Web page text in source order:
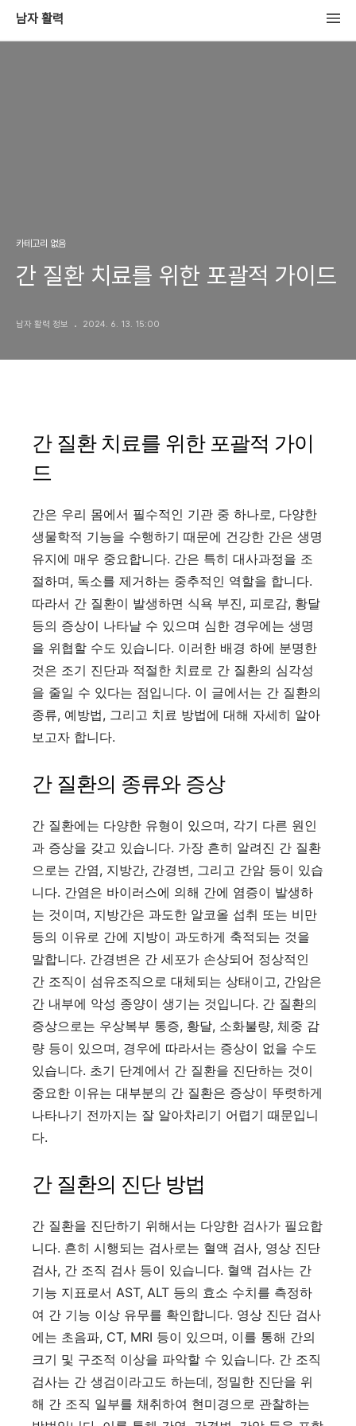
남자 활력
카테고리 없음
간 질환 치료를 위한 포괄적 가이드
남자 활력 정보 2024. 6. 13. 15:00
간 질환 치료를 위한 포괄적 가이
드
간은 우리 몸에서 필수적인 기관 중 하나로, 다양한
생물학적 기능을 수행하기 때문에 건강한 간은 생명
유지에 매우 중요합니다. 간은 특히 대사과정을 조
절하며, 독소를 제거하는 중추적인 역할을 합니다.
따라서 간 질환이 발생하면 식욕 부진, 피로감, 황달
등의 증상이 나타날 수 있으며 심한 경우에는 생명
을 위협할 수도 있습니다. 이러한 배경 하에 분명한
것은 조기 진단과 적절한 치료로 간 질환의 심각성
을 줄일 수 있다는 점입니다. 이 글에서는 간 질환의
종류, 예방법, 그리고 치료 방법에 대해 자세히 알아
보고자 합니다.
간 질환의 종류와 증상
간 질환에는 다양한 유형이 있으며, 각기 다른 원인
과 증상을 갖고 있습니다. 가장 흔히 알려진 간 질환
으로는 간염, 지방간, 간경변, 그리고 간암 등이 있습
니다. 간염은 바이러스에 의해 간에 염증이 발생하
는 것이며, 지방간은 과도한 알코올 섭취 또는 비만
등의 이유로 간에 지방이 과도하게 축적되는 것을
말합니다. 간경변은 간 세포가 손상되어 정상적인
간 조직이 섬유조직으로 대체되는 상태이고, 간암은
간 내부에 악성 종양이 생기는 것입니다. 간 질환의
증상으로는 우상복부 통증, 황달, 소화불량, 체중 감
량 등이 있으며, 경우에 따라서는 증상이 없을 수도
있습니다. 초기 단계에서 간 질환을 진단하는 것이
중요한 이유는 대부분의 간 질환은 증상이 뚜렷하게
나타나기 전까지는 잘 알아차리기 어렵기 때문입니
다.
간 질환의 진단 방법
간 질환을 진단하기 위해서는 다양한 검사가 필요합
니다. 흔히 시행되는 검사로는 혈액 검사, 영상 진단
검사, 간 조직 검사 등이 있습니다. 혈액 검사는 간
기능 지표로서 AST, ALT 등의 효소 수치를 측정하
여 간 기능 이상 유무를 확인합니다. 영상 진단 검사
에는 초음파, CT, MRI 등이 있으며, 이를 통해 간의
크기 및 구조적 이상을 파악할 수 있습니다. 간 조직
검사는 간 생검이라고도 하는데, 정밀한 진단을 위
해 간 조직 일부를 채취하여 현미경으로 관찰하는